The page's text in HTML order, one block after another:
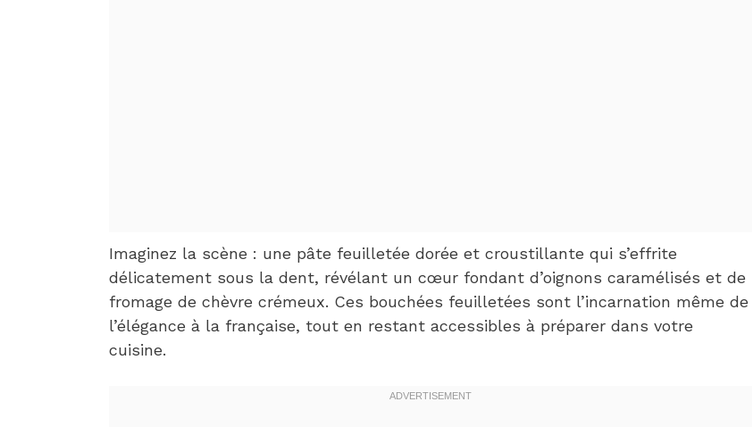
Imaginez la scène : une pâte feuilletée dorée et croustillante qui s’effrite
délicatement sous la dent, révélant un cœur fondant d’oignons caramélisés et de
fromage de chèvre crémeux. Ces bouchées feuilletées sont l’incarnation même de
l’élégance à la française, tout en restant accessibles à préparer dans votre
cuisine.